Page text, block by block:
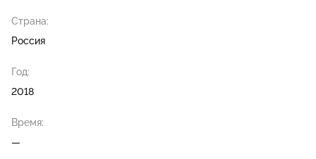
Страна:
Россия
Год:
2018
Время:
—